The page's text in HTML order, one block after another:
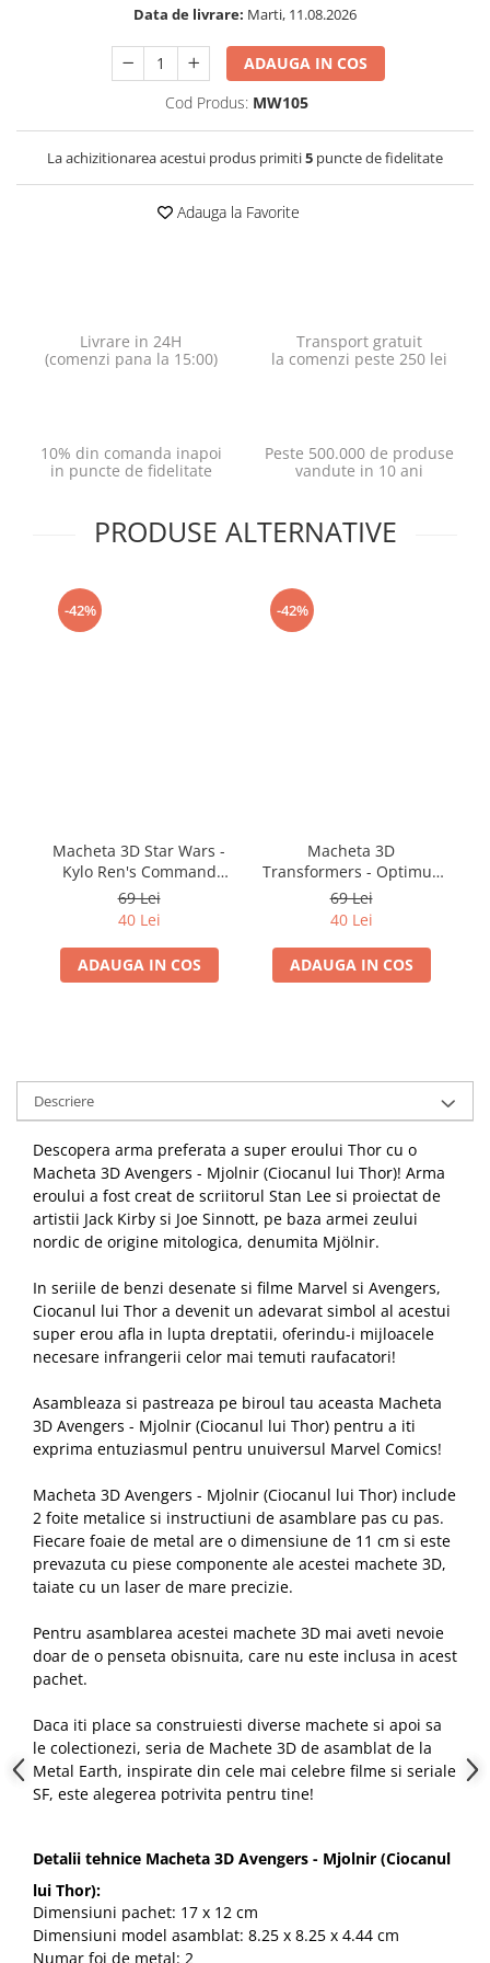
Data de livrare: Marti, 11.08.2026
ADAUGA IN COS
Cod Produs: MW105
La achizitionarea acestui produs primiti5 puncte de fidelitate
Adauga la Favorite
Livrare in 24H
(comenzi pana la 15:00)
Transport gratuit
la comenzi peste 250 lei
10% din comanda inapoi
in puncte de fidelitate
Peste 500.000 de produse
vandute in 10 ani
PRODUSE ALTERNATIVE
-42%
Macheta 3D Star Wars -
Kylo Ren's Command
Shuttle
69 Lei
40 Lei
ADAUGA IN COS
-42%
Macheta 3D
Transformers - Optimus
Prime
69 Lei
40 Lei
ADAUGA IN COS
Descriere
Descopera arma preferata a super eroului Thor cu o
Macheta 3D Avengers - Mjolnir (Ciocanul lui Thor)! Arma
eroului a fost creat de scriitorul Stan Lee si proiectat de
artistii Jack Kirby si Joe Sinnott, pe baza armei zeului
nordic de origine mitologica, denumita Mjölnir.
In seriile de benzi desenate si filme Marvel si Avengers,
Ciocanul lui Thor a devenit un adevarat simbol al acestui
super erou afla in lupta dreptatii, oferindu-i mijloacele
necesare infrangerii celor mai temuti raufacatori!
Asambleaza si pastreaza pe biroul tau aceasta Macheta
3D Avengers - Mjolnir (Ciocanul lui Thor) pentru a iti
exprima entuziasmul pentru unuiversul Marvel Comics!
Macheta 3D Avengers - Mjolnir (Ciocanul lui Thor) include
2 foite metalice si instructiuni de asamblare pas cu pas.
Fiecare foaie de metal are o dimensiune de 11 cm si este
prevazuta cu piese componente ale acestei machete 3D,
taiate cu un laser de mare precizie.
Pentru asamblarea acestei machete 3D mai aveti nevoie
doar de o penseta obisnuita, care nu este inclusa in acest
pachet.
Daca iti place sa construiesti diverse machete si apoi sa
le colectionezi, seria de Machete 3D de asamblat de la
Metal Earth, inspirate din cele mai celebre filme si seriale
SF, este alegerea potrivita pentru tine!
Detalii tehnice Macheta 3D Avengers - Mjolnir (Ciocanul
lui Thor):
Dimensiuni pachet: 17 x 12 cm
Dimensiuni model asamblat: 8.25 x 8.25 x 4.44 cm
Numar foi de metal: 2